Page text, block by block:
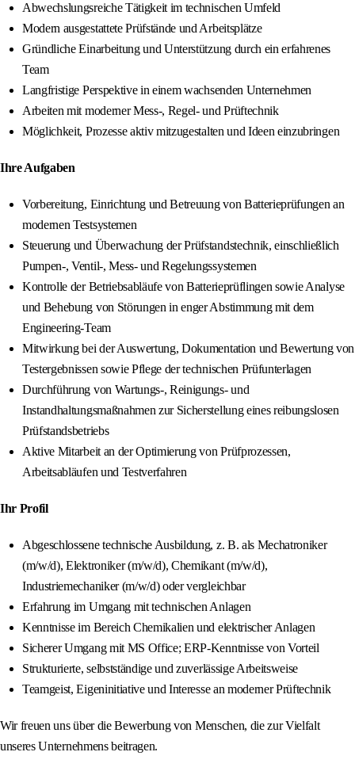
Abwechslungsreiche Tätigkeit im technischen Umfeld
Modern ausgestattete Prüfstände und Arbeitsplätze
Gründliche Einarbeitung und Unterstützung durch ein erfahrenes
Team
Langfristige Perspektive in einem wachsenden Unternehmen
Arbeiten mit moderner Mess-, Regel- und Prüftechnik
Möglichkeit, Prozesse aktiv mitzugestalten und Ideen einzubringen
Ihre Aufgaben
Vorbereitung, Einrichtung und Betreuung von Batterieprüfungen an
modernen Testsystemen
Steuerung und Überwachung der Prüfstandstechnik, einschließlich
Pumpen-, Ventil-, Mess- und Regelungssystemen
Kontrolle der Betriebsabläufe von Batterieprüflingen sowie Analyse
und Behebung von Störungen in enger Abstimmung mit dem
Engineering-Team
Mitwirkung bei der Auswertung, Dokumentation und Bewertung von
Testergebnissen sowie Pflege der technischen Prüfunterlagen
Durchführung von Wartungs-, Reinigungs- und
Instandhaltungsmaßnahmen zur Sicherstellung eines reibungslosen
Prüfstandsbetriebs
Aktive Mitarbeit an der Optimierung von Prüfprozessen,
Arbeitsabläufen und Testverfahren
Ihr Profil
Abgeschlossene technische Ausbildung, z. B. als Mechatroniker
(m/w/d), Elektroniker (m/w/d), Chemikant (m/w/d),
Industriemechaniker (m/w/d) oder vergleichbar
Erfahrung im Umgang mit technischen Anlagen
Kenntnisse im Bereich Chemikalien und elektrischer Anlagen
Sicherer Umgang mit MS Office; ERP-Kenntnisse von Vorteil
Strukturierte, selbstständige und zuverlässige Arbeitsweise
Teamgeist, Eigeninitiative und Interesse an moderner Prüftechnik
Wir freuen uns über die Bewerbung von Menschen, die zur Vielfalt
unseres Unternehmens beitragen.